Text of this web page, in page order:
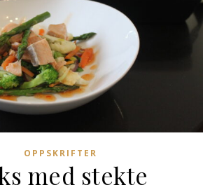
OPPSKRIFTER
med stekte